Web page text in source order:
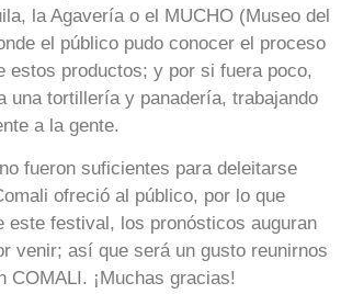
la Agavería o el MUCHO (Museo del
el público pudo conocer el proceso
estos productos; y por si fuera poco,
una tortillería y panadería, trabajando
a la gente.
fueron suficientes para deleitarse
ofreció al público, por lo que
este festival, los pronósticos auguran
venir; así que será un gusto reunirnos
COMALI. ¡Muchas gracias!